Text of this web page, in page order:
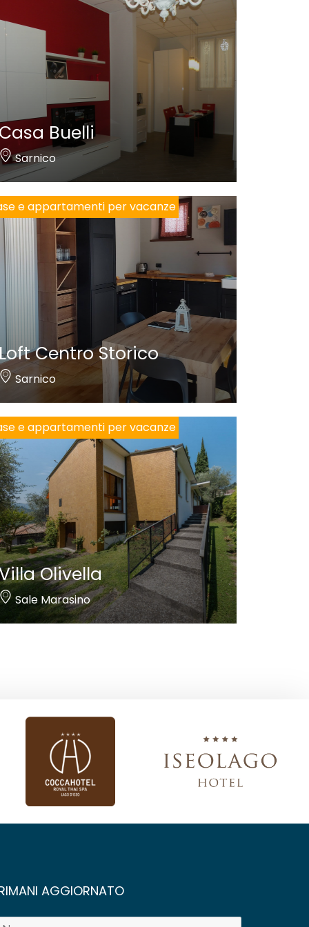
Casa Buelli
Sarnico
e appartamenti per vacanze
Loft Centro Storico
Sarnico
e appartamenti per vacanze
Olivella
Sale Marasino
AGGIORNATO